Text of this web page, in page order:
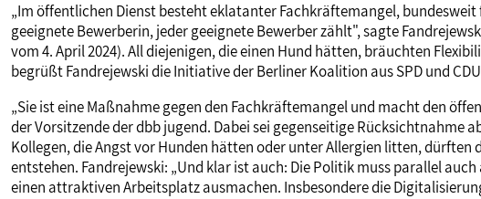
„Im öffentlichen Dienst besteht eklatanter Fachkräftemangel, bundesweit
geeignete Bewerberin, jeder geeignete Bewerber zählt", sagte
vom 4. April 2024). All diejenigen, die einen Hund hätten, bräuchten
begrüßt Fandrejewski die Initiative der Berliner Koalition aus SPD und
„Sie ist eine Maßnahme gegen den Fachkräftemangel und macht den
der Vorsitzende der dbb jugend. Dabei sei gegenseitige Rücksichtnahme
Kollegen, die Angst vor Hunden hätten oder unter Allergien litten,
entstehen. Fandrejewski: „Und klar ist auch: Die Politik muss parallel
einen attraktiven Arbeitsplatz ausmachen. Insbesondere die